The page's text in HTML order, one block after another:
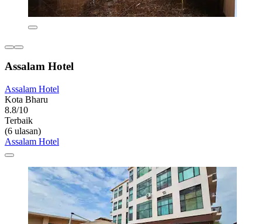
Assalam Hotel
Assalam Hotel
Kota Bharu
8.8/10
Terbaik
(6 ulasan)
Assalam Hotel